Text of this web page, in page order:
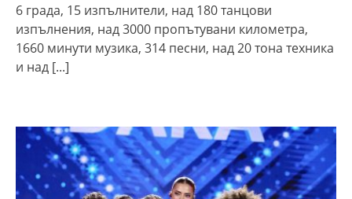
6 града, 15 изпълнители, над 180 танцови
изпълнения, над 3000 пропътувани километра,
1660 минути музика, 314 песни, над 20 тона техника
и над [...]